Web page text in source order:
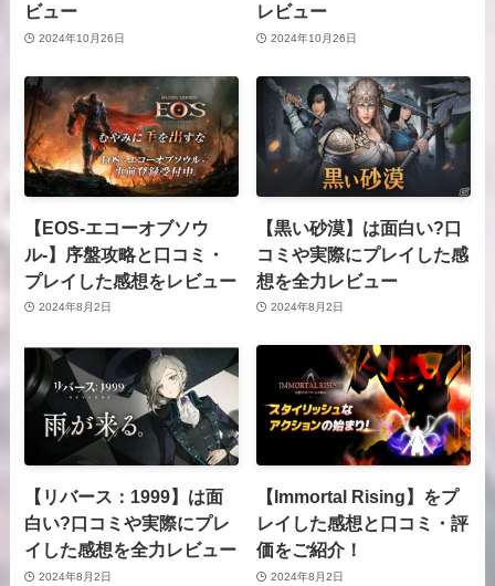
ビュー
2024年10月26日
レビュー
2024年10月26日
【EOS-エコーオブソウ
ル-】序盤攻略と口コミ・
プレイした感想をレビュー
2024年8月2日
【黒い砂漠】は面白い?口
コミや実際にプレイした感
想を全力レビュー
2024年8月2日
【リバース：1999】は面
白い?口コミや実際にプレ
イした感想を全力レビュー
2024年8月2日
【Immortal Rising】をプ
レイした感想と口コミ・評
価をご紹介！
2024年8月2日